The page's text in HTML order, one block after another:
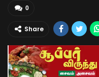
0
Share